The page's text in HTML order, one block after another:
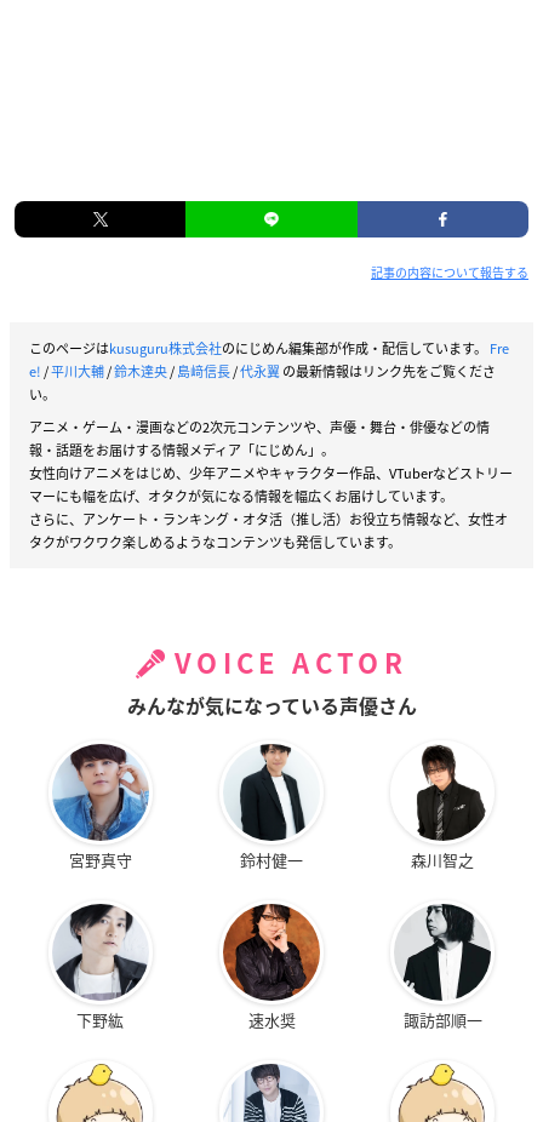
記事の内容について報告する
このページはkusuguru株式会社のにじめん編集部が作成・配信しています。 Fre
e!/平川大輔/鈴木達央/島﨑信長/代永翼の最新情報はリンク先をご覧くださ
い。
アニメ・ゲーム・漫画などの2次元コンテンツや、声優・舞台・俳優などの情
報・話題をお届けする情報メディア「にじめん」。
女性向けアニメをはじめ、少年アニメやキャラクター作品、VTuberなどストリー
マーにも幅を広げ、オタクが気になる情報を幅広くお届けしています。
さらに、アンケート・ランキング・オタ活（推し活）お役立ち情報など、女性オ
タクがワクワク楽しめるようなコンテンツも発信しています。
VOICE ACTOR
みんなが気になっている声優さん
宮野真守 鈴村健一 森川智之
下野紘 速水奨 諏訪部順一